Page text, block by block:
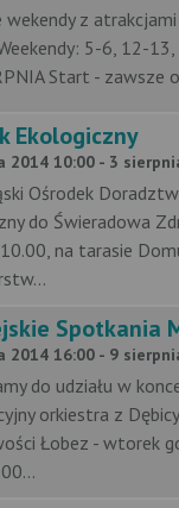
wekendy z
5-6, 12-
Start - zawsze
Ekologiczny
2014 10:00 - 3
Ośrodek
do Świeradowa
na tarasie
Spotkania
2014 16:00 - 9
do udziału w
orkiestra z
Łobez - wtorek